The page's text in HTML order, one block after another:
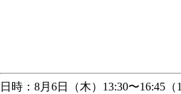
日時：8月6日（木）13:30〜16:45（